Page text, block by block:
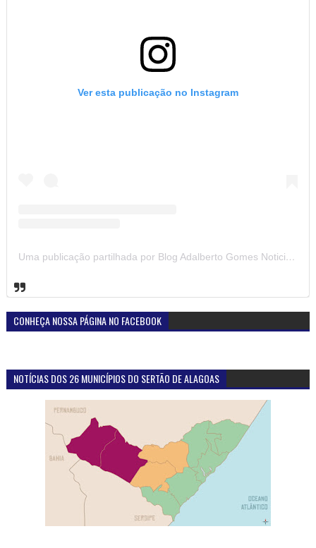
Ver esta publicação no Instagram
Uma publicação partilhada por Blog Adalberto Gomes Noticias (@blogadalbertogomesnoticiass)
CONHEÇA NOSSA PÁGINA NO FACEBOOK
NOTÍCIAS DOS 26 MUNICÍPIOS DO SERTÃO DE ALAGOAS